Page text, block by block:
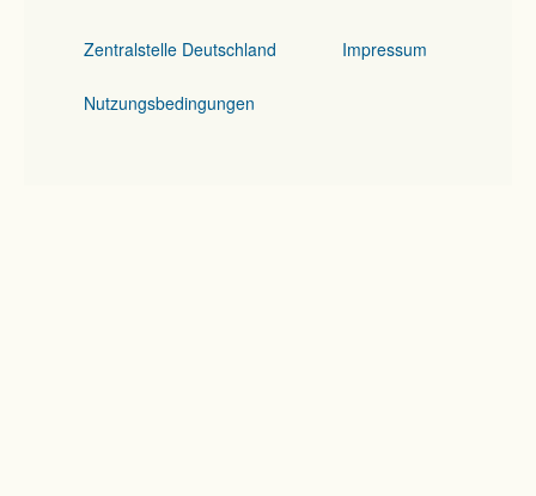
Zentralstelle Deutschland Impressum
Nutzungsbedingungen